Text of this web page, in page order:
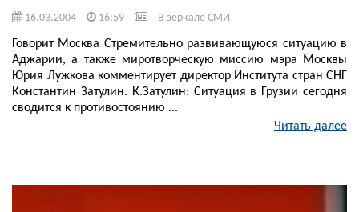
16.03.2004 16:59 В зеркале СМИ
Говорит Москва Стремительно развивающуюся ситуацию в
Аджарии, а также миротворческую миссию мэра Москвы
Юрия Лужкова комментирует директор Института стран СНГ
Константин Затулин. К.Затулин: Ситуация в Грузии сегодня
сводится к противостоянию ...
Читать далее